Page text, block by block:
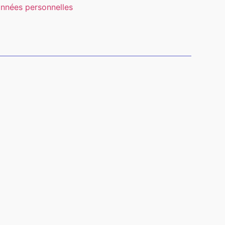
personnelles